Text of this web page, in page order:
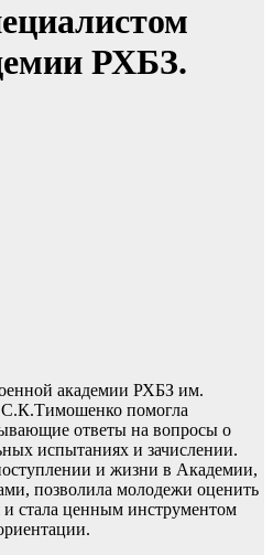
РХБЗ.
академии РХБЗ им.
помогла
ответы на вопросы о
испытаниях и зачислении.
и жизни в Академии,
позволила молодежи оценить
и стала ценным инструментом